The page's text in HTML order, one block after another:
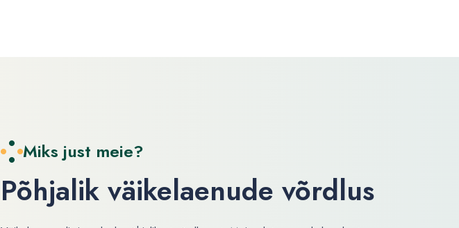
Miks just meie?
Põhjalik väikelaenude võrdlus